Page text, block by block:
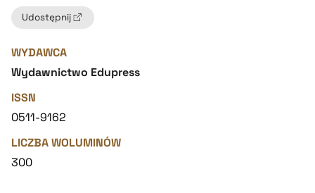
Udostępnij
WYDAWCA
Wydawnictwo Edupress
ISSN
0511-9162
LICZBA WOLUMINÓW
300